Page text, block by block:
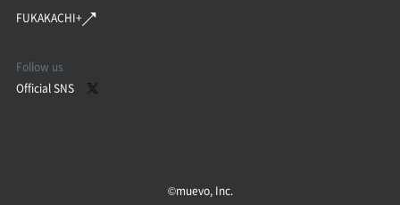
FUKAKACHI+
Follow us
Official SNS
©︎muevo, Inc.